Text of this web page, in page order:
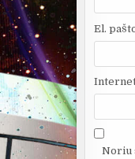
El.
Noriu